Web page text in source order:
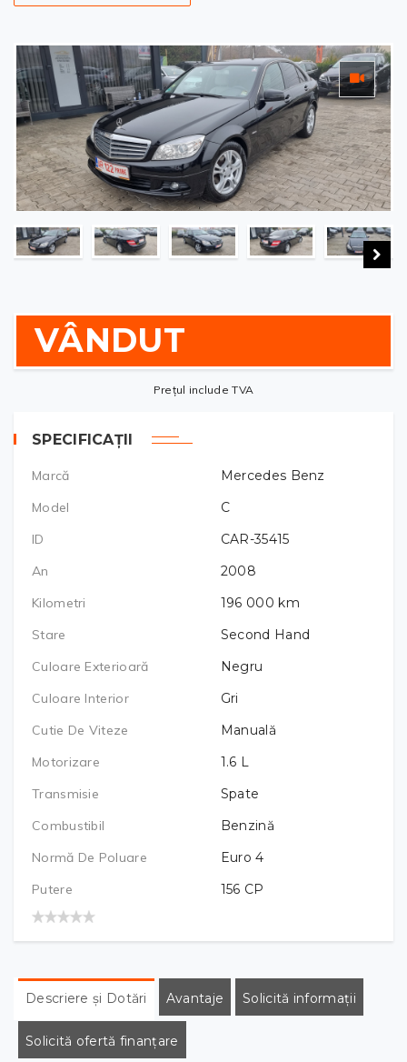
VÂNDUT
Prețul include TVA
SPECIFICAȚII
Marcă
Mercedes Benz
Model
C
ID
CAR-35415
An
2008
Kilometri
196 000 km
Stare
Second Hand
Culoare Exterioară
Negru
Culoare Interior
Gri
Cutie De Viteze
Manuală
Motorizare
1.6 L
Transmisie
Spate
Combustibil
Benzină
Normă De Poluare
Euro 4
Putere
156 CP
Descriere și Dotări Avantaje Solicită informații
Solicită ofertă finanțare